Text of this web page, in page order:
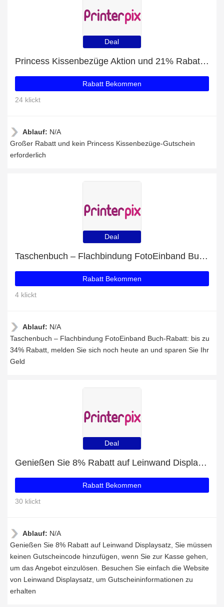
Deal
Princess Kissenbezüge Aktion und 21% Rabatt Ausverkauf
Rabatt Bekommen
24 klickt
Ablauf: N/A
Großer Rabatt und kein Princess Kissenbezüge-Gutschein
erforderlich
Deal
Taschenbuch – Flachbindung FotoEinband Buch-Rabatt: bis zu 34% Rabatt
Rabatt Bekommen
4 klickt
Ablauf: N/A
Taschenbuch – Flachbindung FotoEinband Buch-Rabatt: bis zu
34% Rabatt, melden Sie sich noch heute an und sparen Sie Ihr
Geld
Deal
Genießen Sie 8% Rabatt auf Leinwand Displaysatz
Rabatt Bekommen
30 klickt
Ablauf: N/A
Genießen Sie 8% Rabatt auf Leinwand Displaysatz, Sie müssen
keinen Gutscheincode hinzufügen, wenn Sie zur Kasse gehen,
um das Angebot einzulösen. Besuchen Sie einfach die Website
von Leinwand Displaysatz, um Gutscheininformationen zu
erhalten